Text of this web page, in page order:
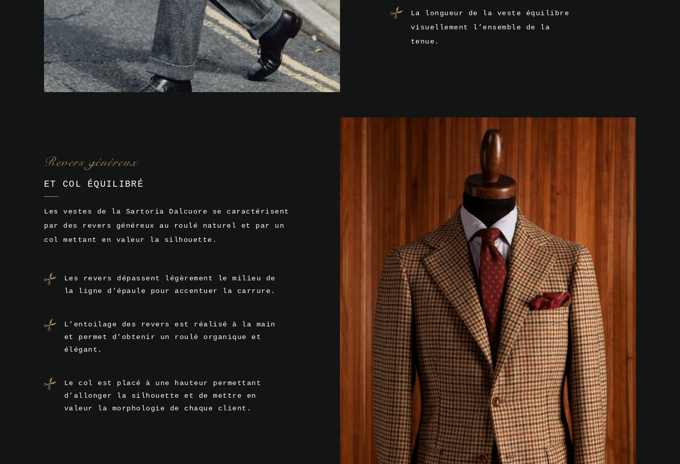
La longueur de la veste équilibre
visuellement l’ensemble de la
tenue.
Revers généreux
ET COL ÉQUILIBRÉ
Les vestes de la Sartoria Dalcuore se caractérisent
par des revers généreux au roulé naturel et par un
col mettant en valeur la silhouette.
Les revers dépassent légèrement le milieu de
la ligne d’épaule pour accentuer la carrure.
L’entoilage des revers est réalisé à la main
et permet d’obtenir un roulé organique et
élégant.
Le col est placé à une hauteur permettant
d’allonger la silhouette et de mettre en
valeur la morphologie de chaque client.